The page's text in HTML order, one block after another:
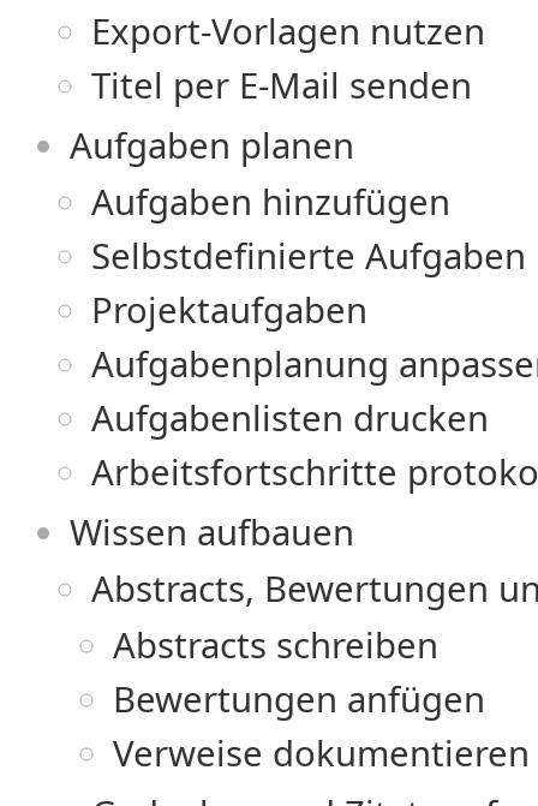
Export-Vorlagen nutzen
Titel per E-Mail senden
Aufgaben planen
Aufgaben hinzufügen
Selbstdefinierte Aufgaben
Projektaufgaben
Aufgabenplanung
Aufgabenlisten drucken
Arbeitsfortschritte
Wissen aufbauen
Abstracts, Bewertungen
Abstracts schreiben
Bewertungen anfügen
Verweise dokumentieren